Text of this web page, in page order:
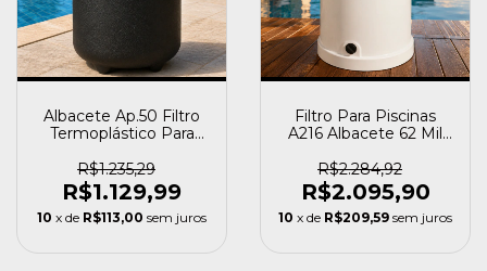
Albacete Ap.50 Filtro
Termoplástico Para
R$1.235,29
R$1.129,99
10 x de R$113,00 sem juros
Filtro Para Piscinas
A216 Albacete 62 Mil
R$2.284,92
R$2.095,90
10 x de R$209,59 sem juros